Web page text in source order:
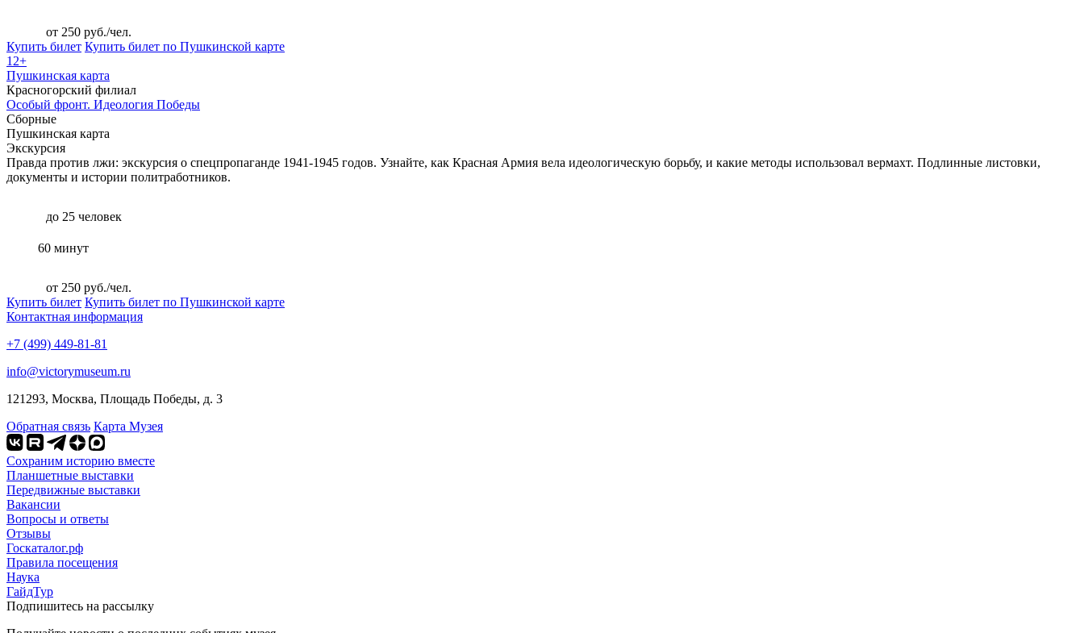
от 250 руб./чел.
Купить билет Купить билет по Пушкинской карте
12+
Пушкинская карта
Красногорский филиал
Особый фронт. Идеология Победы
Сборные
Пушкинская карта
Экскурсия
Правда против лжи: экскурсия о спецпропаганде 1941-1945 годов. Узнайте, как Красная Армия вела идеологическую борьбу, и какие методы использовал вермахт. Подлинные листовки,
документы и истории политработников.
до 25 человек
60 минут
от 250 руб./чел.
Купить билет Купить билет по Пушкинской карте
Контактная информация
+7 (499) 449-81-81
info@victorymuseum.ru
121293, Москва, Площадь Победы, д. 3
Обратная связь Карта Музея
Сохраним историю вместе
Планшетные выставки
Передвижные выставки
Вакансии
Вопросы и ответы
Отзывы
Госкаталог.рф
Правила посещения
Наука
ГайдТур
Подпишитесь на рассылку